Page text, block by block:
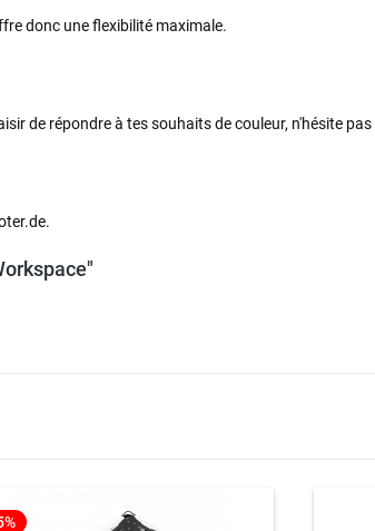
donc une flexibilité maximale.
de répondre à tes souhaits de couleur, n'hésite